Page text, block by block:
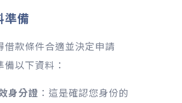
準備
借款條件合適並決定申請
以下資料：
身分證 ：這是確認您身份的